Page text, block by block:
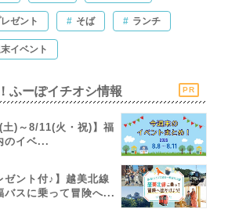
ゼント # そば # ランチ
イベント
ふーぽイチオシ情報 PR
土)～8/11(火・祝)】福
のイベ...
ゼント付♪】越美北線
バスに乗って冒険へ...